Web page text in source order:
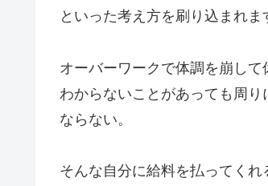
といった考え方を刷り込まれま
オーバーワークで体調を崩して
わからないことがあっても周
ならない。
そんな自分に給料を払ってくれ